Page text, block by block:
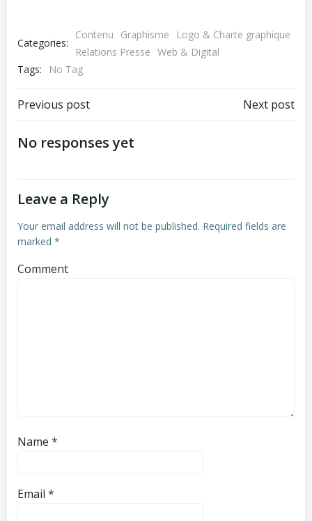
Categories:
Contenu Graphisme
Logo & Charte graphique
Relations Presse Web & Digital
Tags:
No Tag
Post
navigation
Previous post Next post
No responses yet
Leave a Reply
Your email address will not be published. Required fields are
marked *
Comment
Name *
Email *